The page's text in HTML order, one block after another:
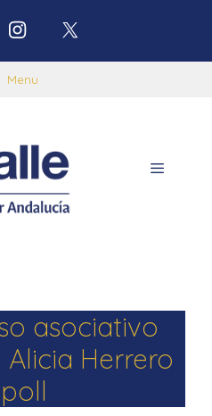
Menu
asociativo
Herrero